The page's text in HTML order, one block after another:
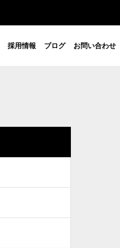
採用情報 ブログ お問い合わせ